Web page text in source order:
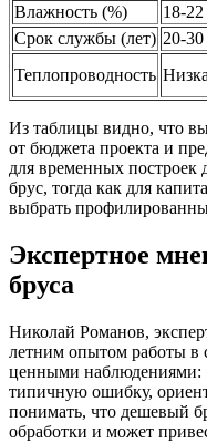
Влажность (%)
18-22
Срок службы (лет) 20-30
Теплопроводность
Из таблицы видно, что
от бюджета проекта и
для временных построек
брус, тогда как для
выбрать
Экспертное
бруса
Николай Романов,
летним опытом работы в
ценными наблюдениями:
типичную ошибку,
понимать, что дешевый
обработки и может